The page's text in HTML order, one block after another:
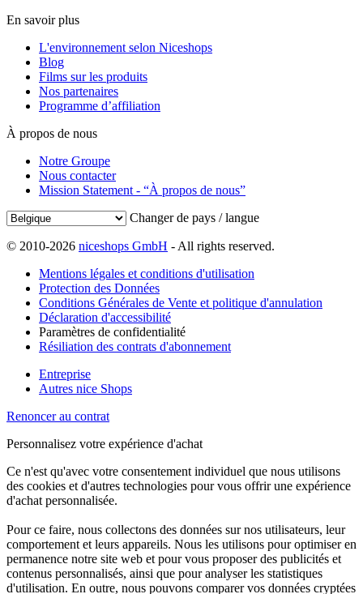
En savoir plus
L'environnement selon Niceshops
Blog
Films sur les produits
Nos partenaires
Programme d’affiliation
À propos de nous
Notre Groupe
Nous contacter
Mission Statement - “À propos de nous”
Changer de pays / langue
© 2010-2026 niceshops GmbH - All rights reserved.
Mentions légales et conditions d'utilisation
Protection des Données
Conditions Générales de Vente et politique d'annulation
Déclaration d'accessibilité
Paramètres de confidentialité
Résiliation des contrats d'abonnement
Entreprise
Autres nice Shops
Renoncer au contrat
Personnalisez votre expérience d'achat
Ce n'est qu'avec votre consentement individuel que nous utilisons
des cookies et d'autres technologies pour vous offrir une expérience
d'achat personnalisée.
Pour ce faire, nous collectons des données sur nos utilisateurs, leur
comportement et leurs appareils. Nous les utilisons pour optimiser en
permanence notre site web et pour vous proposer des publicités et
contenus personnalisés, ainsi que pour analyser les statistiques
d'utilisation. En outre, nous pouvons comparer vos données cryptées